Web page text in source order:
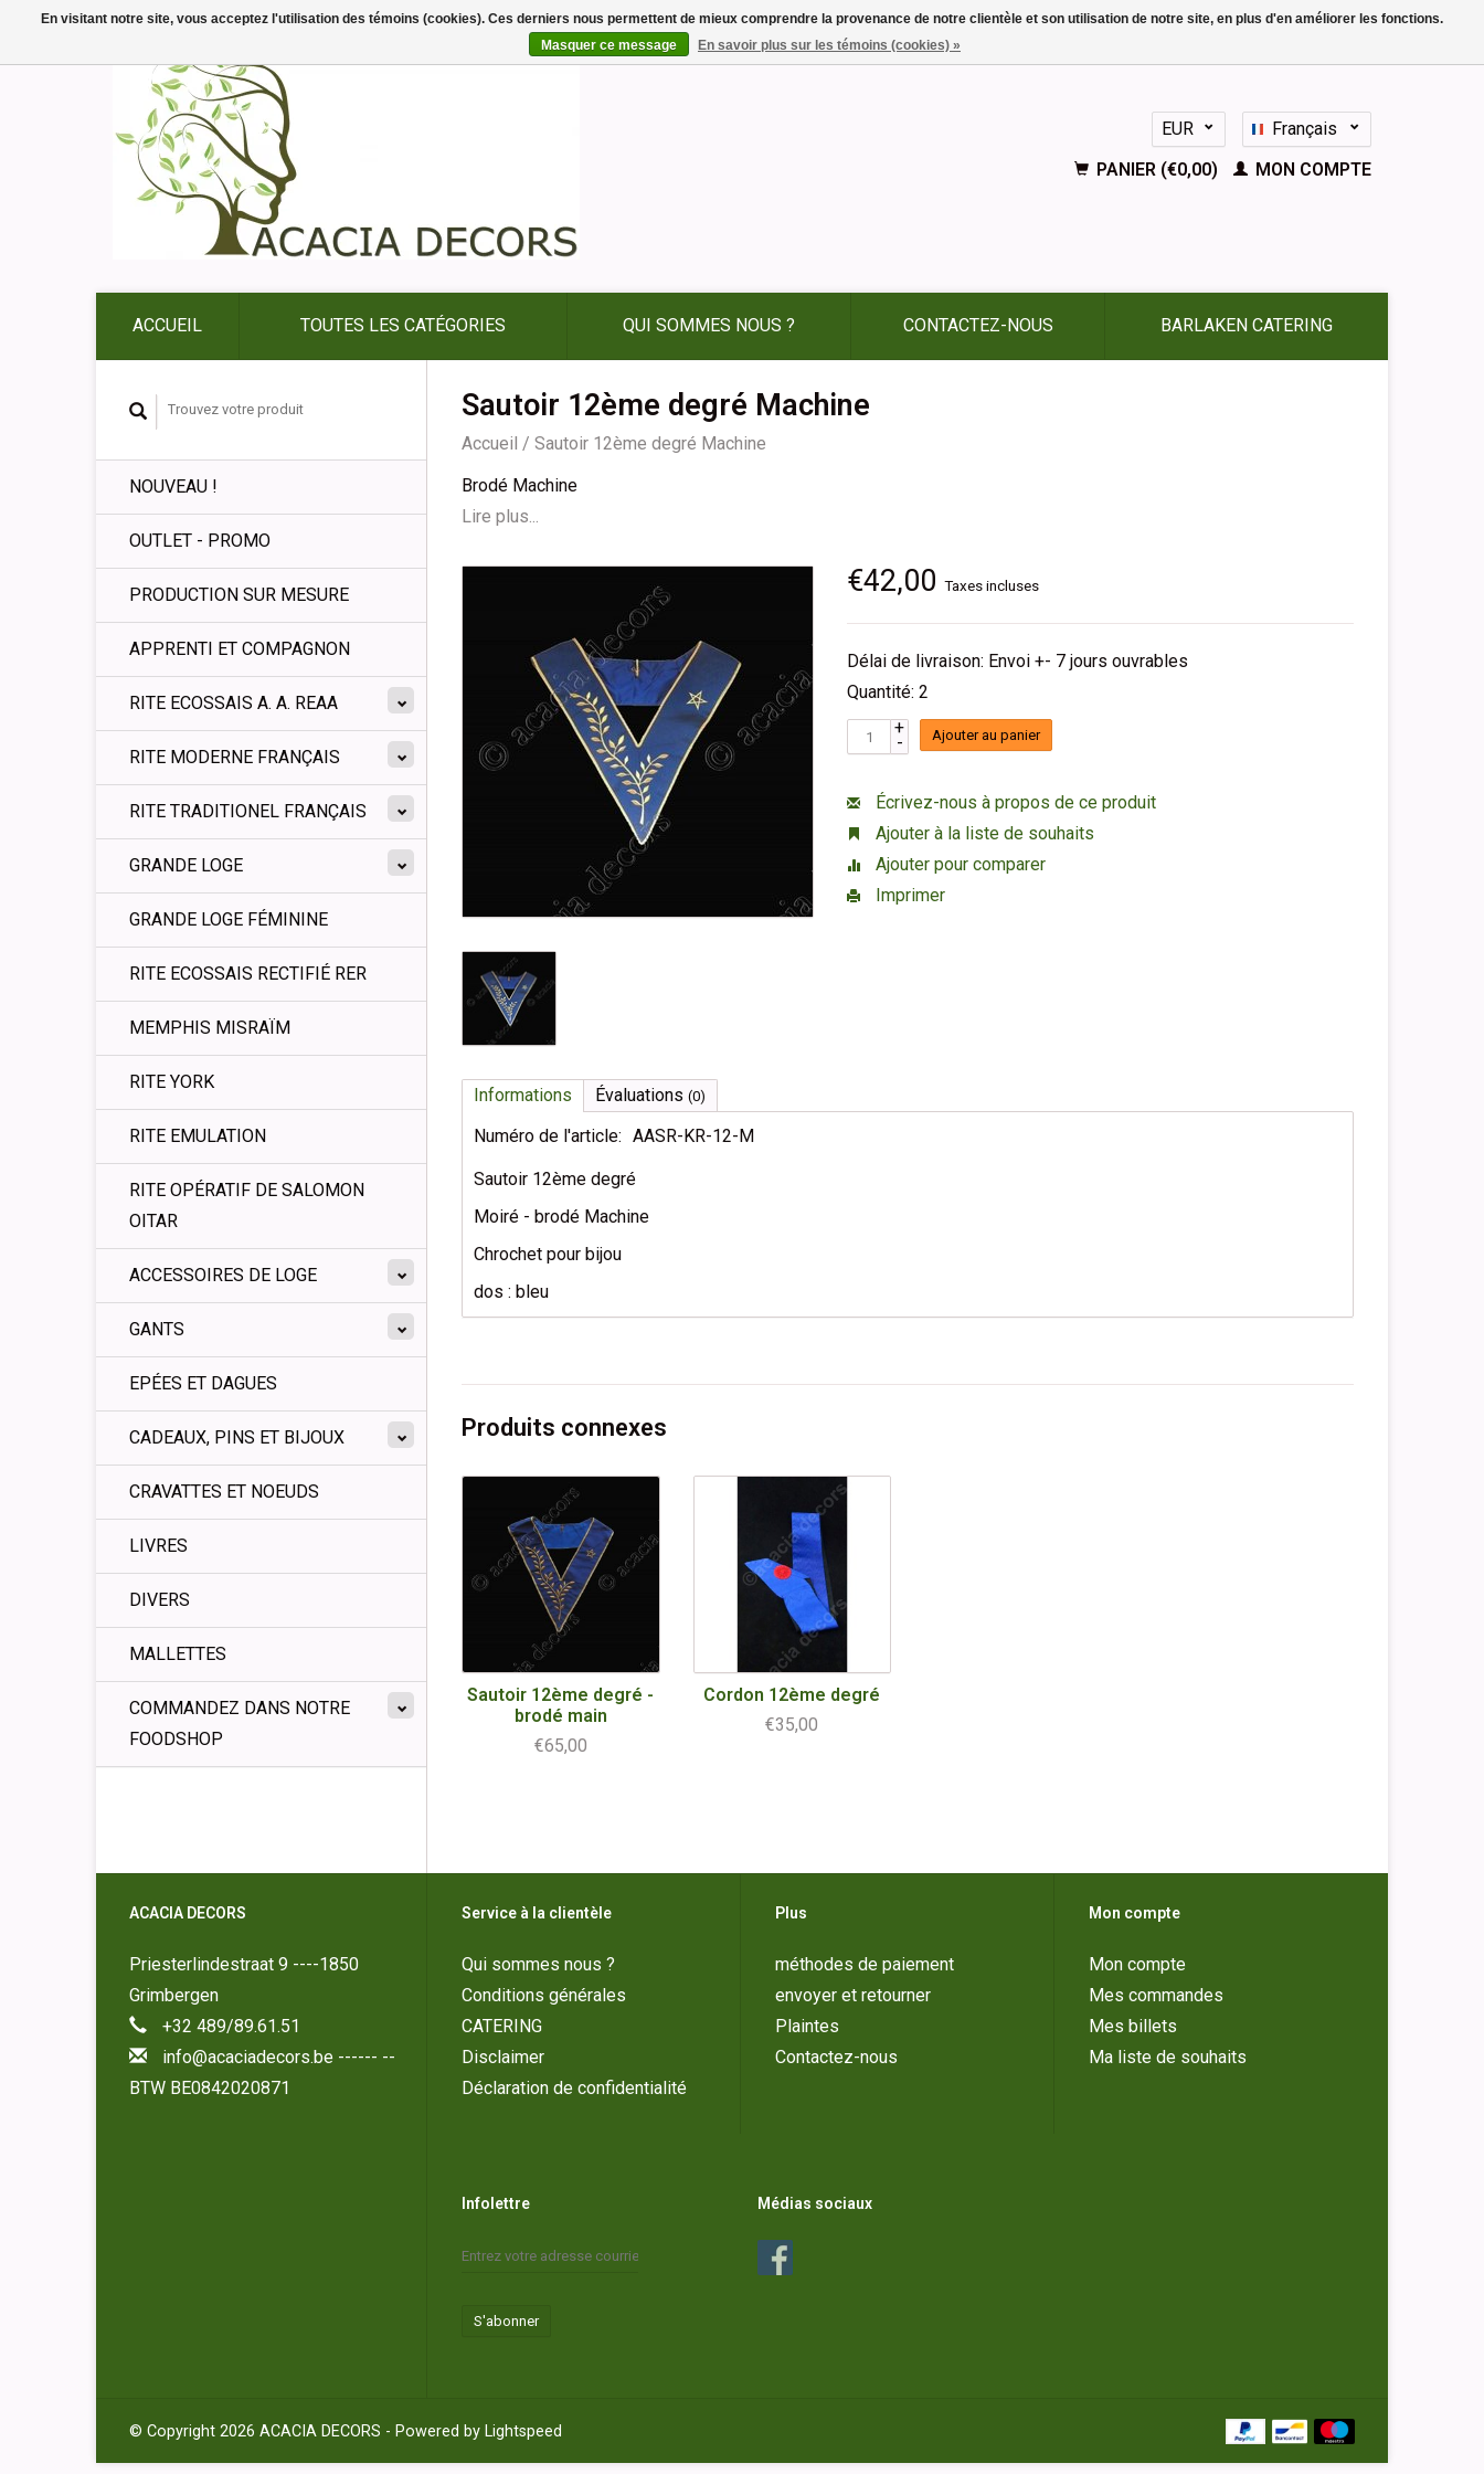
EUR
GBP
Français
Nederlands
Deutsch
PANIER (€0,00) MON COMPTE
ACCUEIL TOUTES LES CATÉGORIES QUI SOMMES NOUS ? CONTACTEZ-NOUS BARLAKEN CATERING
NOUVEAU !
OUTLET - PROMO
PRODUCTION SUR MESURE
APPRENTI ET COMPAGNON
RITE ECOSSAIS A. A. REAA
RITE MODERNE FRANÇAIS
RITE TRADITIONEL FRANÇAIS
GRANDE LOGE
GRANDE LOGE FÉMININE
RITE ECOSSAIS RECTIFIÉ RER
MEMPHIS MISRAÏM
RITE YORK
RITE EMULATION
RITE OPÉRATIF DE SALOMON
OITAR
ACCESSOIRES DE LOGE
GANTS
EPÉES ET DAGUES
CADEAUX, PINS ET BIJOUX
CRAVATTES ET NOEUDS
LIVRES
DIVERS
MALLETTES
COMMANDEZ DANS NOTRE
FOODSHOP
Sautoir 12ème degré Machine
Accueil / Sautoir 12ème degré Machine
Brodé Machine
Lire plus...
€42,00Taxes incluses
Délai de livraison: Envoi +- 7 jours ouvrables
Quantité: 2
+
- Ajouter au panier
Écrivez-nous à propos de ce produit
Ajouter à la liste de souhaits
Ajouter pour comparer
Imprimer
Informations Évaluations (0)
Numéro de l'article: AASR-KR-12-M
Sautoir 12ème degré
Moiré - brodé Machine
Chrochet pour bijou
dos : bleu
Produits connexes
Sautoir 12ème degré -
brodé main
€65,00
Cordon 12ème degré
€35,00
ACACIA DECORS
Priesterlindestraat 9 ----1850
Grimbergen
+32 489/89.61.51
info@acaciadecors.be ------ --
BTW BE0842020871
Service à la clientèle
Qui sommes nous ?
Conditions générales
CATERING
Disclaimer
Déclaration de confidentialité
Plus
méthodes de paiement
envoyer et retourner
Plaintes
Contactez-nous
Mon compte
Mon compte
Mes commandes
Mes billets
Ma liste de souhaits
Infolettre
S'abonner
Médias sociaux
© Copyright 2026 ACACIA DECORS - Powered by Lightspeed
En visitant notre site, vous acceptez l'utilisation des témoins (cookies). Ces derniers nous permettent de mieux comprendre la provenance de notre clientèle et son utilisation de notre site, en plus d'en améliorer les fonctions.
Masquer ce message
En savoir plus sur les témoins (cookies) »